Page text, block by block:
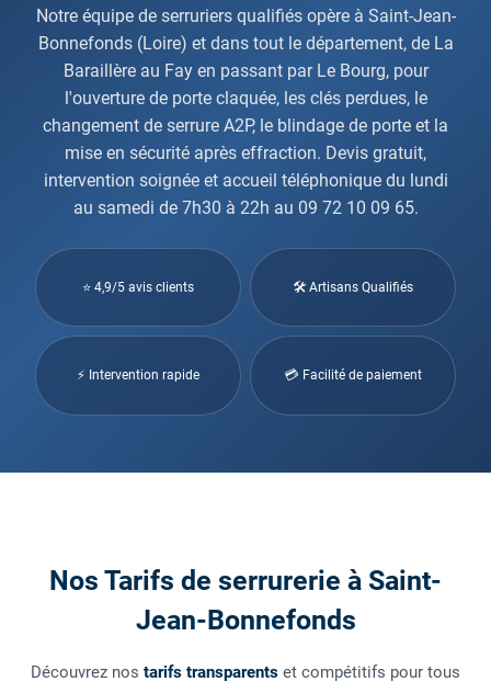
Notre équipe de serruriers qualifiés opère à Saint-Jean-
Bonnefonds (Loire) et dans tout le département, de La
Baraillère au Fay en passant par Le Bourg, pour
l'ouverture de porte claquée, les clés perdues, le
changement de serrure A2P, le blindage de porte et la
mise en sécurité après effraction. Devis gratuit,
intervention soignée et accueil téléphonique du lundi
au samedi de 7h30 à 22h au 09 72 10 09 65.
⭐ 4,9/5 avis clients 🛠 Artisans Qualifiés
⚡ Intervention rapide 💳 Facilité de paiement
Nos Tarifs de serrurerie à Saint-
Jean-Bonnefonds
Découvrez nos tarifs transparents et compétitifs pour tous